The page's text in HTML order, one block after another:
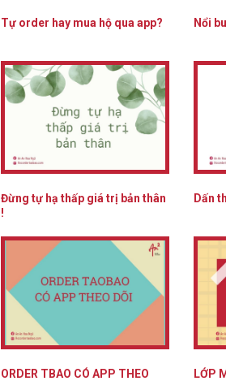
Tự order hay mua hộ qua app? Nổi
Đừng tự hạ thấp giá trị bản thân
!
Dấn
ORDER TBAO CÓ APP THEO
LỚP